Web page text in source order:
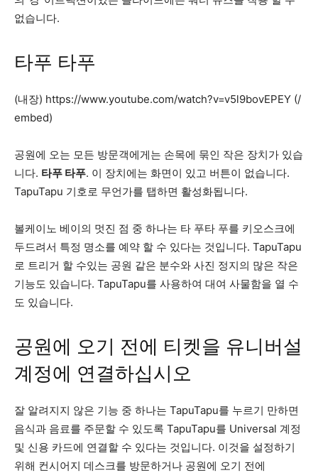
없습니다.
타푸 타푸
(내장) https://www.youtube.com/watch?v=v5l9bovEPEY (/
embed)
공원에 오는 모든 방문객에게는 손목에 묶인 작은 장치가 있습
니다. 타푸 타푸. 이 장치에는 화면이 있고 버튼이 없습니다.
TapuTapu 기호로 무언가를 탭하면 활성화됩니다.
볼케이노 베이의 멋진 점 중 하나는 타 푸타 푸를 키오스크에
두드려서 특정 명소를 예약 할 수 있다는 것입니다. TapuTapu
로 트리거 할 수있는 공원 같은 분수와 사진 정지의 많은 작은
기능도 있습니다. TapuTapu를 사용하여 대여 사물함을 열 수
도 있습니다.
공원에 오기 전에 티켓을 유니버설
계정에 연결하십시오
잘 알려지지 않은 기능 중 하나는 TapuTapu를 누르기 만하면
음식과 음료를 주문할 수 있도록 TapuTapu를 Universal 계정
및 신용 카드에 연결할 수 있다는 것입니다. 이것을 설정하기
위해 컨시어지 데스크를 방문하거나 공원에 오기 전에